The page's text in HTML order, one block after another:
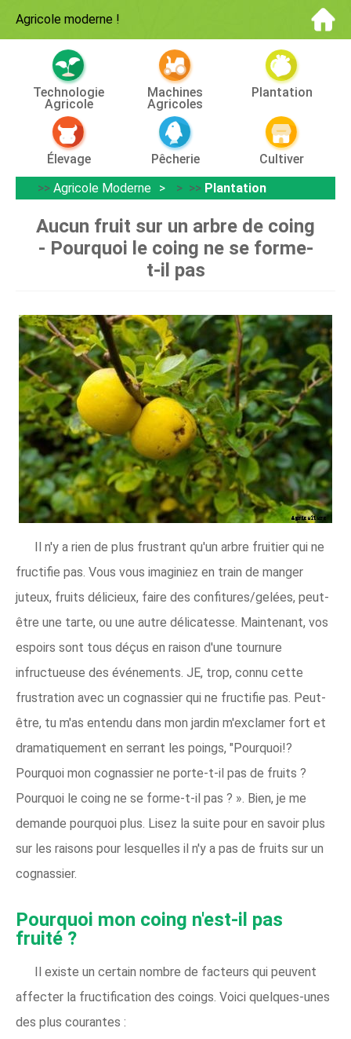
Agricole moderne !
Technologie
Agricole
Machines
Agricoles
Plantation
Élevage Pêcherie
Cultiver
>> Agricole Moderne > >> Plantation
Aucun fruit sur un arbre de coing
- Pourquoi le coing ne se forme-
t-il pas
Il n'y a rien de plus frustrant qu'un arbre fruitier qui ne
fructifie pas. Vous vous imaginiez en train de manger
juteux, fruits délicieux, faire des confitures/gelées, peut-
être une tarte, ou une autre délicatesse. Maintenant, vos
espoirs sont tous déçus en raison d'une tournure
infructueuse des événements. JE, trop, connu cette
frustration avec un cognassier qui ne fructifie pas. Peut-
être, tu m'as entendu dans mon jardin m'exclamer fort et
dramatiquement en serrant les poings, "Pourquoi!?
Pourquoi mon cognassier ne porte-t-il pas de fruits ?
Pourquoi le coing ne se forme-t-il pas ? ». Bien, je me
demande pourquoi plus. Lisez la suite pour en savoir plus
sur les raisons pour lesquelles il n'y a pas de fruits sur un
cognassier.
Pourquoi mon coing n'est-il pas
fruité ?
Il existe un certain nombre de facteurs qui peuvent
affecter la fructification des coings. Voici quelques-unes
des plus courantes :